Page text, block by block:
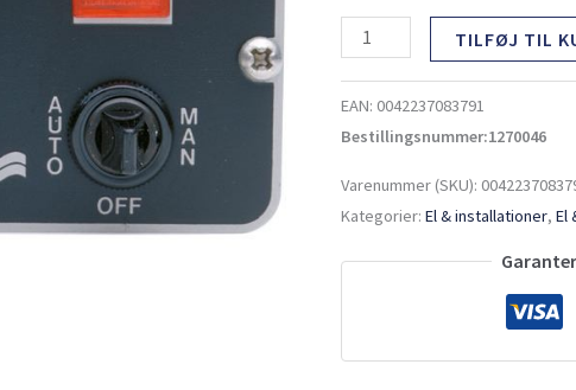
TILFØJ TIL
EAN: 0042237083791
Bestillingsnummer:1270046
Varenummer (SKU):
Kategorier:El & installationer,El